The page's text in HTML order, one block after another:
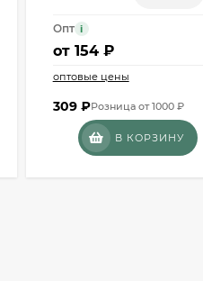
Опт i
от 154 ₽
оптовые цены
309 ₽Розница от 1000 ₽
В КОРЗИНУ